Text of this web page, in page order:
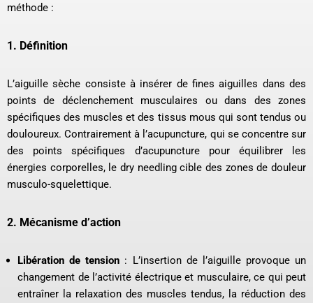
méthode :
1. Définition
L’aiguille sèche consiste à insérer de fines aiguilles dans des
points de déclenchement musculaires ou dans des zones
spécifiques des muscles et des tissus mous qui sont tendus ou
douloureux. Contrairement à l’acupuncture, qui se concentre sur
des points spécifiques d’acupuncture pour équilibrer les
énergies corporelles, le dry needling cible des zones de douleur
musculo-squelettique.
2. Mécanisme d’action
Libération de tension : L’insertion de l’aiguille provoque un
changement de l’activité électrique et musculaire, ce qui peut
entraîner la relaxation des muscles tendus, la réduction des